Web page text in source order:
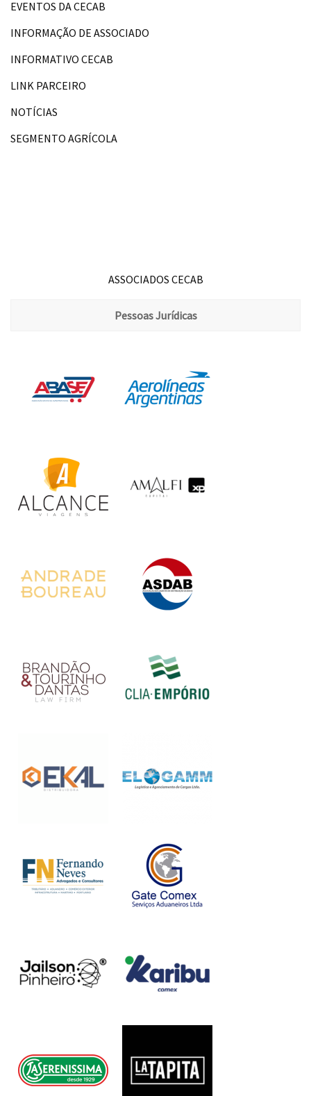
EVENTOS DA CECAB
INFORMAÇÃO DE ASSOCIADO
INFORMATIVO CECAB
LINK PARCEIRO
NOTÍCIAS
SEGMENTO AGRÍCOLA
ASSOCIADOS CECAB
Pessoas Jurídicas